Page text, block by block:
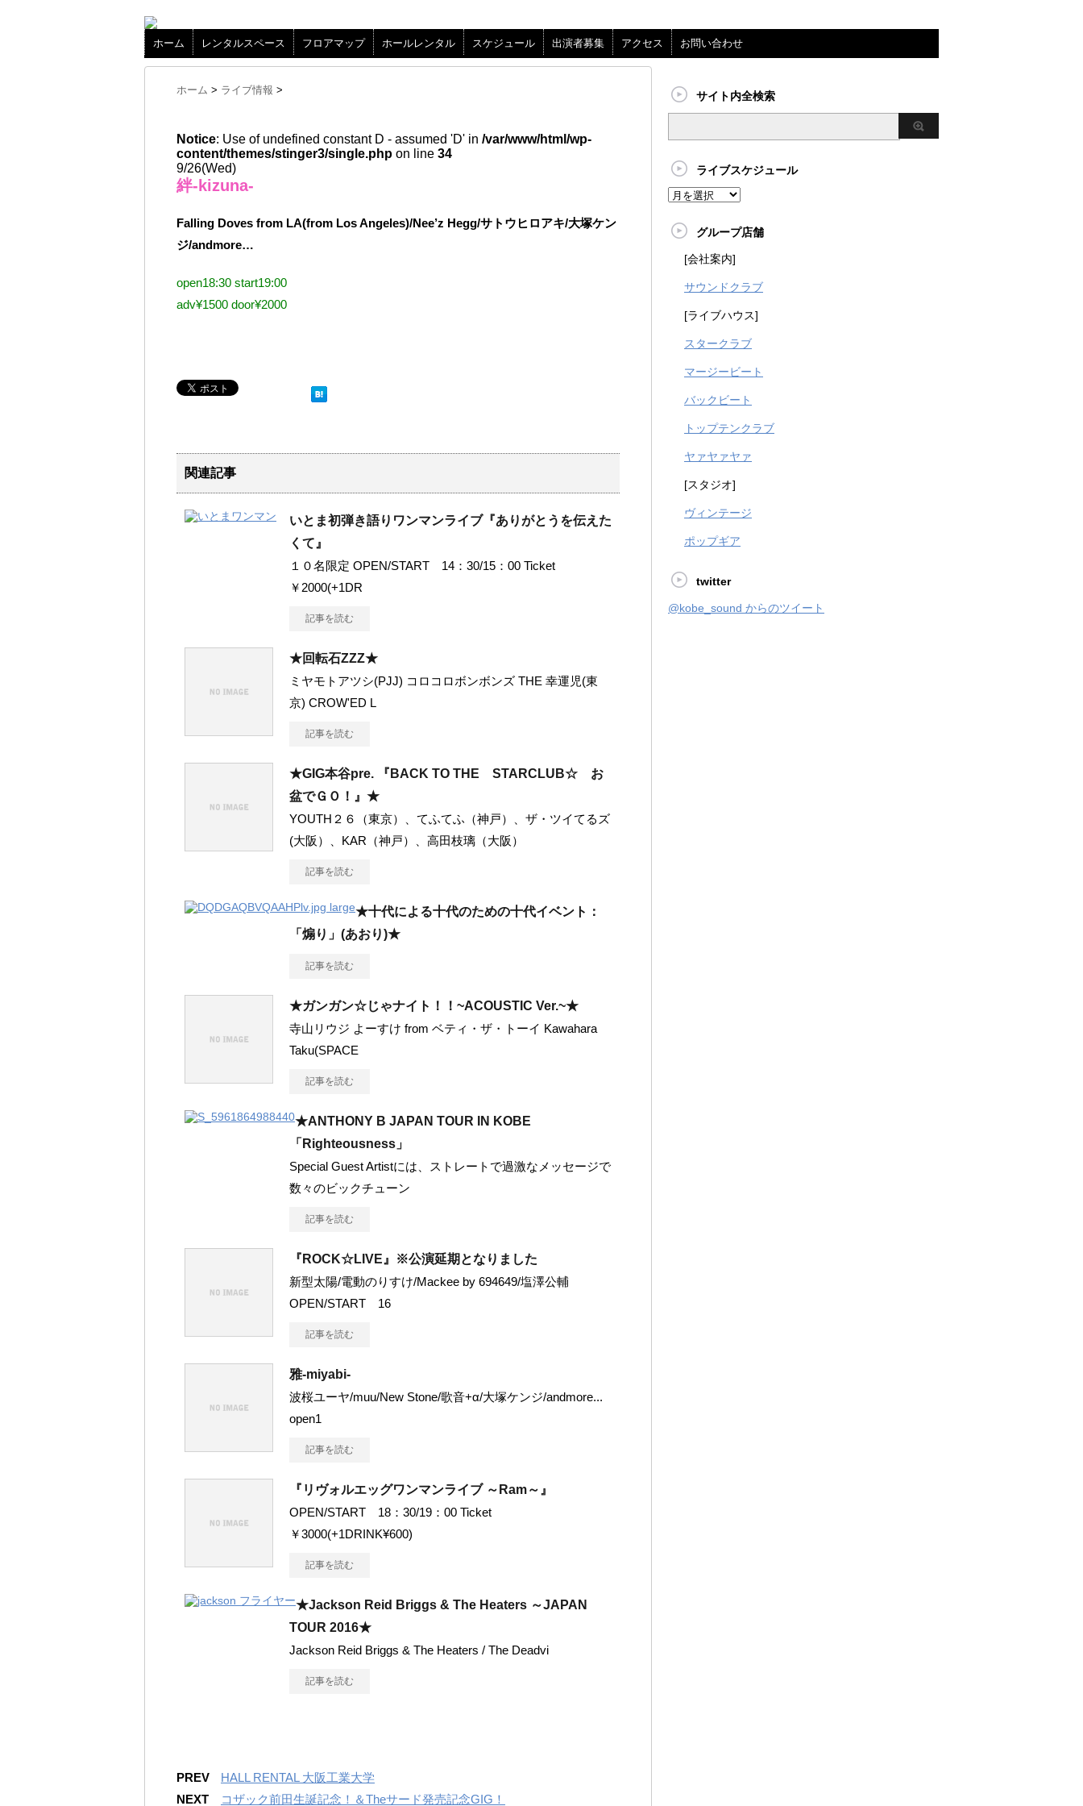
ホーム レンタルスペース フロアマップ ホールレンタル スケジュール 出演者募集 アクセス お問い合わせ
ホーム > ライブ情報 >
Notice: Use of undefined constant D - assumed 'D' in /var/www/html/wp-
content/themes/stinger3/single.php on line 34
9/26(Wed)
絆-kizuna-
Falling Doves from LA(from Los Angeles)/Nee’z Hegg/サトウヒロアキ/大塚ケン
ジ/andmore…
open18:30 start19:00
adv¥1500 door¥2000
関連記事
いとま初弾き語りワンマンライブ『ありがとうを伝えた
くて』
１０名限定 OPEN/START 14：30/15：00 Ticket
￥2000(+1DR
記事を読む
★回転石ZZZ★
ミヤモトアツシ(PJJ) コロコロボンボンズ THE 幸運児(東
京) CROW'ED L
記事を読む
★GIG本谷pre. 『BACK TO THE STARCLUB☆ お
盆でＧＯ！』★
YOUTH２６（東京）、てふてふ（神戸）、ザ・ツイてるズ
(大阪）、KAR（神戸）、高田枝璃（大阪）
記事を読む
★十代による十代のための十代イベント：
「煽り」(あおり)★
記事を読む
★ガンガン☆じゃナイト！！~ACOUSTIC Ver.~★
寺山リウジ よーすけ from ベティ・ザ・トーイ Kawahara
Taku(SPACE
記事を読む
★ANTHONY B JAPAN TOUR IN KOBE
「Righteousness」
Special Guest Artistには、ストレートで過激なメッセージで
数々のビックチューン
記事を読む
『ROCK☆LIVE』※公演延期となりました
新型太陽/電動のりすけ/Mackee by 694649/塩澤公輔
OPEN/START 16
記事を読む
雅-miyabi-
波桜ユーヤ/muu/New Stone/歌音+α/大塚ケンジ/andmore...
open1
記事を読む
『リヴォルエッグワンマンライブ ～Ram～』
OPEN/START 18：30/19：00 Ticket
￥3000(+1DRINK¥600)
記事を読む
★Jackson Reid Briggs & The Heaters ～JAPAN
TOUR 2016★
Jackson Reid Briggs & The Heaters / The Deadvi
記事を読む
PREV
HALL RENTAL 大阪工業大学
NEXT
コザック前田生誕記念！＆Theサード発売記念GIG！
サイト内全検索
ライブスケジュール
グループ店舗
[会社案内]
サウンドクラブ
[ライブハウス]
スタークラブ
マージービート
バックビート
トップテンクラブ
ヤァヤァヤァ
[スタジオ]
ヴィンテージ
ポップギア
twitter
@kobe_sound からのツイート